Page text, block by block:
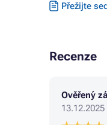
Přežijte
Recenze
Ověřený
13.12.2025